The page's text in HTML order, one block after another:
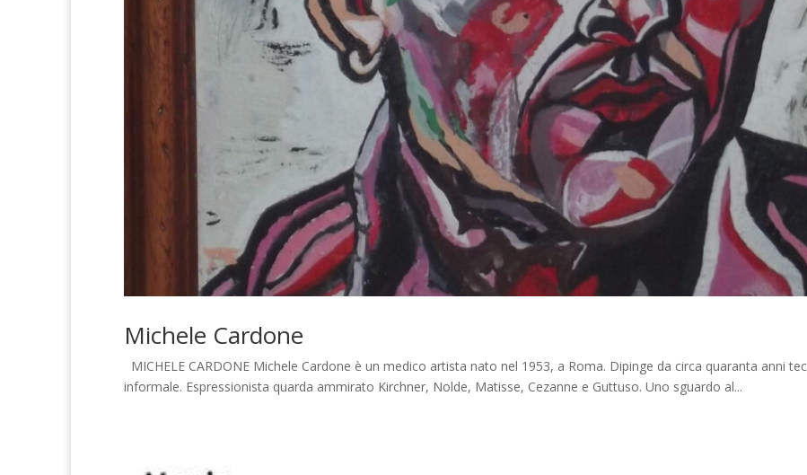
Michele Cardone
MICHELE CARDONE Michele Cardone è un medico artista nato nel 1953, a Roma. Dipinge da circa quaranta anni
informale. Espressionista quarda ammirato Kirchner, Nolde, Matisse, Cezanne e Guttuso. Uno sguardo al...